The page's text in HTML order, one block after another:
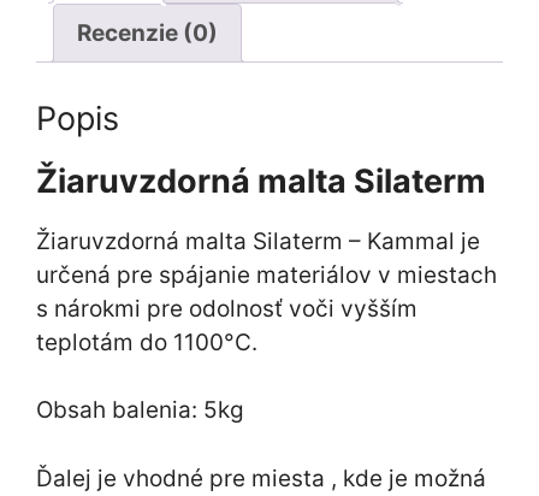
Recenzie (0)
Popis
Žiaruvzdorná malta Silaterm
Žiaruvzdorná malta Silaterm – Kammal je
určená pre spájanie materiálov v miestach
s nárokmi pre odolnosť voči vyšším
teplotám do 1100°C.
Obsah balenia: 5kg
Ďalej je vhodné pre miesta , kde je možná